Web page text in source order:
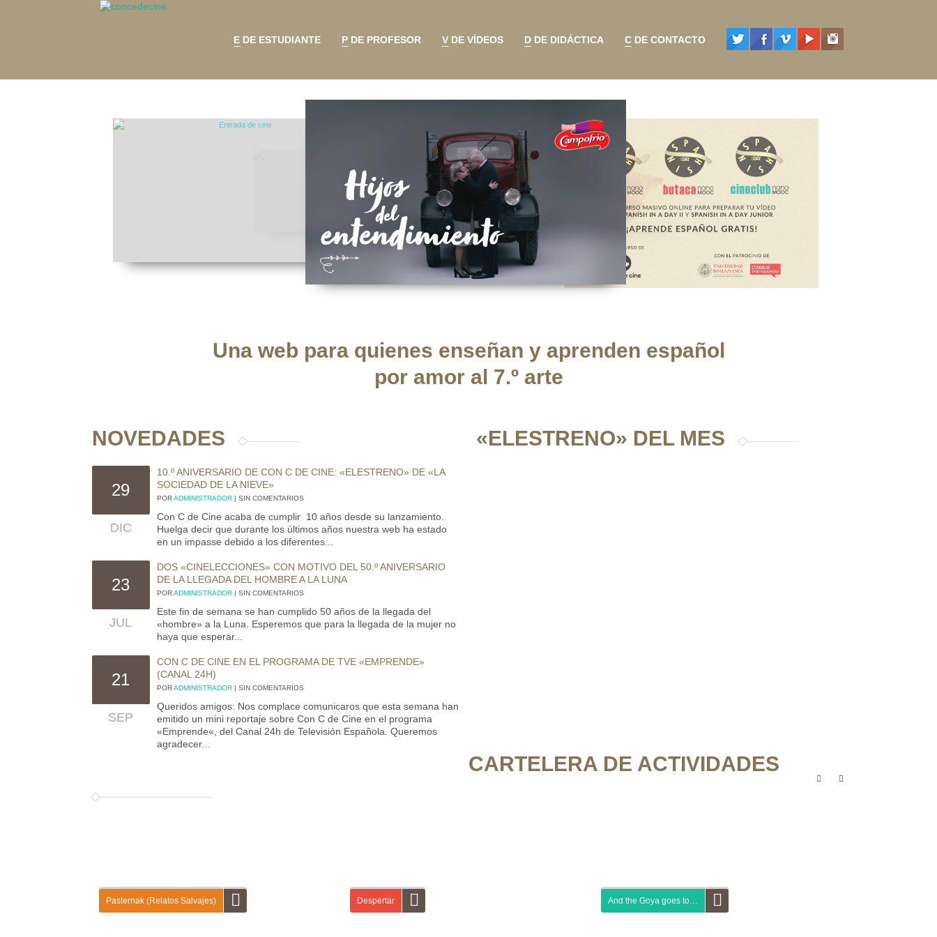
E DE ESTUDIANTE P DE PROFESOR V DE VÍDEOS D DE DIDÁCTICA C DE CONTACTO
Una web para quienes enseñan y aprenden español
por amor al 7.º arte
NOVEDADES
29
DIC
10.º ANIVERSARIO DE CON C DE CINE: «ELESTRENO» DE «LA
SOCIEDAD DE LA NIEVE»
PORADMINISTRADOR | SIN COMENTARIOS
Con C de Cine acaba de cumplir 10 años desde su lanzamiento.
Huelga decir que durante los últimos años nuestra web ha estado
en un impasse debido a los diferentes...
23
JUL
DOS «CINELECCIONES» CON MOTIVO DEL 50.º ANIVERSARIO
DE LA LLEGADA DEL HOMBRE A LA LUNA
PORADMINISTRADOR | SIN COMENTARIOS
Este fin de semana se han cumplido 50 años de la llegada del
«hombre» a la Luna. Esperemos que para la llegada de la mujer no
haya que esperar...
21
SEP
CON C DE CINE EN EL PROGRAMA DE TVE «EMPRENDE»
(CANAL 24H)
PORADMINISTRADOR | SIN COMENTARIOS
Queridos amigos: Nos complace comunicaros que esta semana han
emitido un mini reportaje sobre Con C de Cine en el programa
«Emprende«, del Canal 24h de Televisión Española. Queremos
agradecer...
«ELESTRENO» DEL MES
CARTELERA DE ACTIVIDADES
Pasternak (Relatos Salvajes) Despertar And the Goya goes to…